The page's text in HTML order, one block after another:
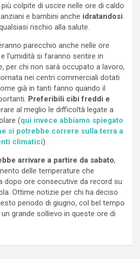
colpite di uscire nelle ore di caldo
e bambini anche idratandosi
rischio alla salute.
parecchio anche nelle ore
l’umidità si faranno sentire in
per chi non sarà occupato a lavoro,
nei centri commerciali dotati
già in tanti fanno quando il
Preferibili cibi freddi e
al meglio le difficoltà legate a
(qui invece abbiamo spiegato
si potrebbe correre sulla terra a
climatici).
arrivare a partire da sabato,
delle temperature che
dopo ore consecutive da record su
Ottime notizie per chi ha deciso
periodo di giugno, col bel tempo
grande sollievo in queste ore di